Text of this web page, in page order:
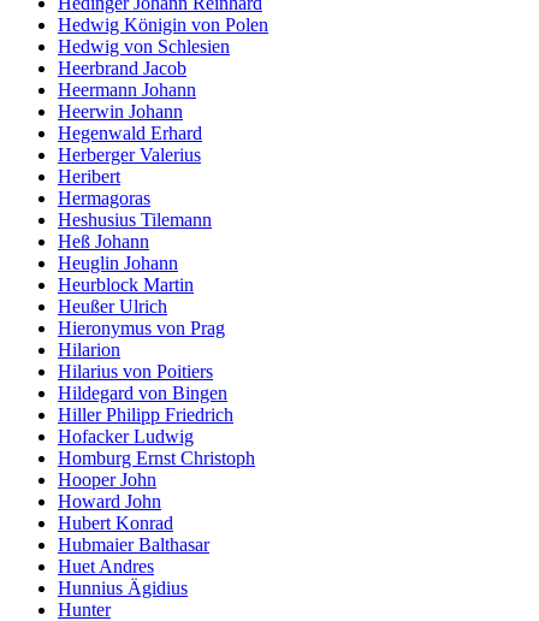
Hedwig Königin von Polen
Hedwig von Schlesien
Heerbrand Jacob
Heermann Johann
Heerwin Johann
Hegenwald Erhard
Herberger Valerius
Heribert
Hermagoras
Heshusius Tilemann
Heß Johann
Heuglin Johann
Heurblock Martin
Heußer Ulrich
Hieronymus von Prag
Hilarion
Hilarius von Poitiers
Hildegard von Bingen
Hiller Philipp Friedrich
Hofacker Ludwig
Homburg Ernst Christoph
Hooper John
Howard John
Hubert Konrad
Hubmaier Balthasar
Huet Andres
Hunnius Ägidius
Hunter